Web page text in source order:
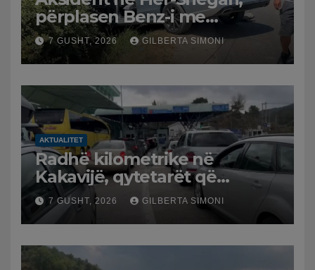
përplasen Benz-i me
furgonin, plagoset një i
moshuar
7 GUSHT, 2026 GILBERTA SIMONI
AKTUALITET
Radhë kilometrike në
Kakavijë, qytetarët që
kthehen në Shqipëri
bllokohen në temperatura të
larta, pala greke punon me
ritme të ngadalta
7 GUSHT, 2026 GILBERTA SIMONI